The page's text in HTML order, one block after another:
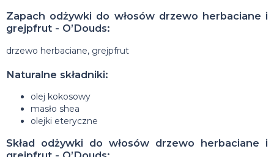
Zapach odżywki do włosów drzewo herbaciane i
grejpfrut - O’Douds:
drzewo herbaciane, grejpfrut
Naturalne składniki:
olej kokosowy
masło shea
olejki eteryczne
Skład odżywki do włosów drzewo herbaciane i